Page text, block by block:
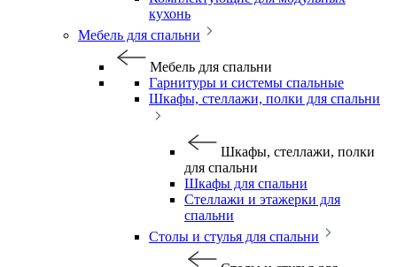
кухонь
Мебель для спальни
Мебель для спальни
Гарнитуры и системы спальные
Шкафы, стеллажи, полки для спальни
Шкафы, стеллажи, полки
для спальни
Шкафы для спальни
Стеллажи и этажерки для
спальни
Столы и стулья для спальни